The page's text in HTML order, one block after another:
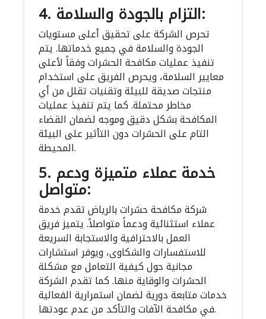
4. التزام بالجودة والسلامة:
تحرص الشركة على تحقيق أعلى مستويات
الجودة والسلامة في جميع خدماتها. يتم
تنفيذ عمليات مكافحة الحشرات وفقاً لأعلى
معايير السلامة، ويحرص الفريق على استخدام
منتجات صديقة للبيئة وتقنيات تقلل من أي
مخاطر محتملة. كما يتم تنفيذ عمليات
المكافحة بشكل دقيق وموجه لضمان القضاء
التام على الحشرات دون التأثير على البيئة
المحيطة.
5. خدمة عملاء متميزة ودعم
متواصل:
شركة مكافحة حشرات بالرياض تقدم خدمة
عملاء استثنائية ودعماً متواصلاً. يتميز فريق
العمل بالاحترافية والاستجابة السريعة
للاستفسارات والشكاوى، ويوفر استشارات
مجانية حول كيفية التعامل مع مشكلة
الحشرات والوقاية منها. كما تقدم الشركة
خدمات متابعة دورية لضمان استمرارية الفعالية
في مكافحة الآفات والتأكد من عدم عودتها.